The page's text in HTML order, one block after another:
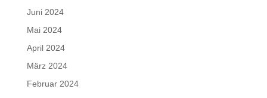
Juni 2024
Mai 2024
April 2024
März 2024
Februar 2024